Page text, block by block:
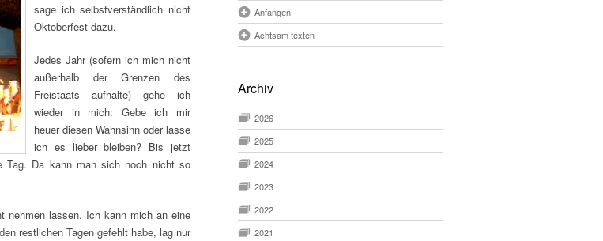
sage ich selbstverständlich nicht
Oktoberfest dazu.
Jedes Jahr (sofern ich mich nicht
außerhalb der Grenzen des
Freistaats aufhalte) gehe ich
wieder in mich: Gebe ich mir
heuer diesen Wahnsinn oder lasse
ich es lieber bleiben? Bis jetzt
Tag. Da kann man sich noch nicht so
nehmen lassen. Ich kann mich an eine
restlichen Tagen gefehlt habe, lag nur
Anfangen
Achtsam texten
Archiv
2026
2025
2024
2023
2022
2021